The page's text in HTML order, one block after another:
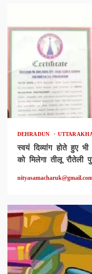
1 min read
DEHRADUN
स्वयं दिव्यांग होते हुए
को मिलेगा तीलू रौतेली